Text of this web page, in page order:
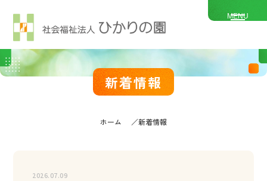
MENU
新着情報
ホーム 新着情報
2026.07.09